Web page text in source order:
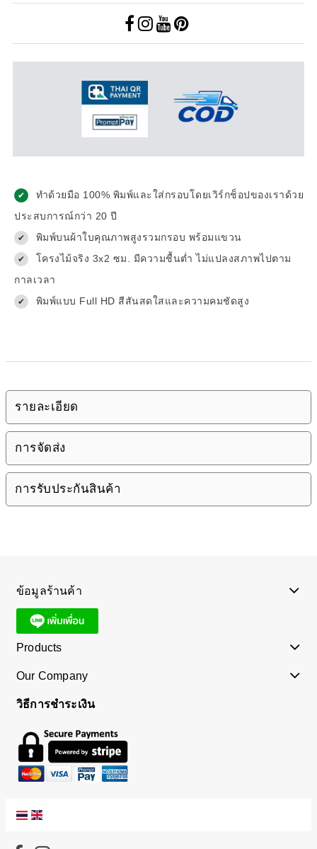
✔
ทำด้วยมือ 100% พิมพ์และใส่กรอบโดยเวิร์กช็อปของเราด้วย
ประสบการณ์กว่า 20 ปี
✔ พิมพ์บนผ้าใบคุณภาพสูงรวมกรอบ พร้อมแขวน
✔
โครงไม้จริง 3x2 ซม. มีความชื้นต่ำ ไม่แปลงสภาพไปตาม
กาลเวลา
✔ พิมพ์แบบ Full HD สีสันสดใสและความคมชัดสูง
รายละเอียด
การจัดส่ง
การรับประกันสินค้า
ข้อมูลร้านค้า
Products
Our Company
วิธีการชำระเงิน